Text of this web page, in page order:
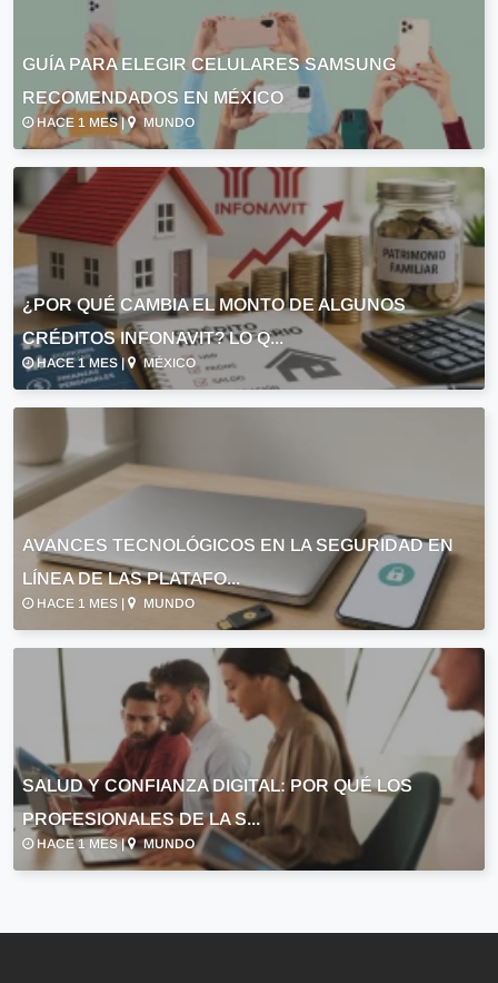
GUÍA PARA ELEGIR CELULARES SAMSUNG
RECOMENDADOS EN MÉXICO
HACE 1 MES | MUNDO
¿POR QUÉ CAMBIA EL MONTO DE ALGUNOS
CRÉDITOS INFONAVIT? LO Q...
HACE 1 MES | MÉXICO
AVANCES TECNOLÓGICOS EN LA SEGURIDAD EN
LÍNEA DE LAS PLATAFO...
HACE 1 MES | MUNDO
SALUD Y CONFIANZA DIGITAL: POR QUÉ LOS
PROFESIONALES DE LA S...
HACE 1 MES | MUNDO